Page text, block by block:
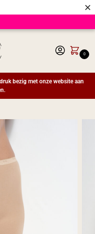
×
0
bezig met onze website aan